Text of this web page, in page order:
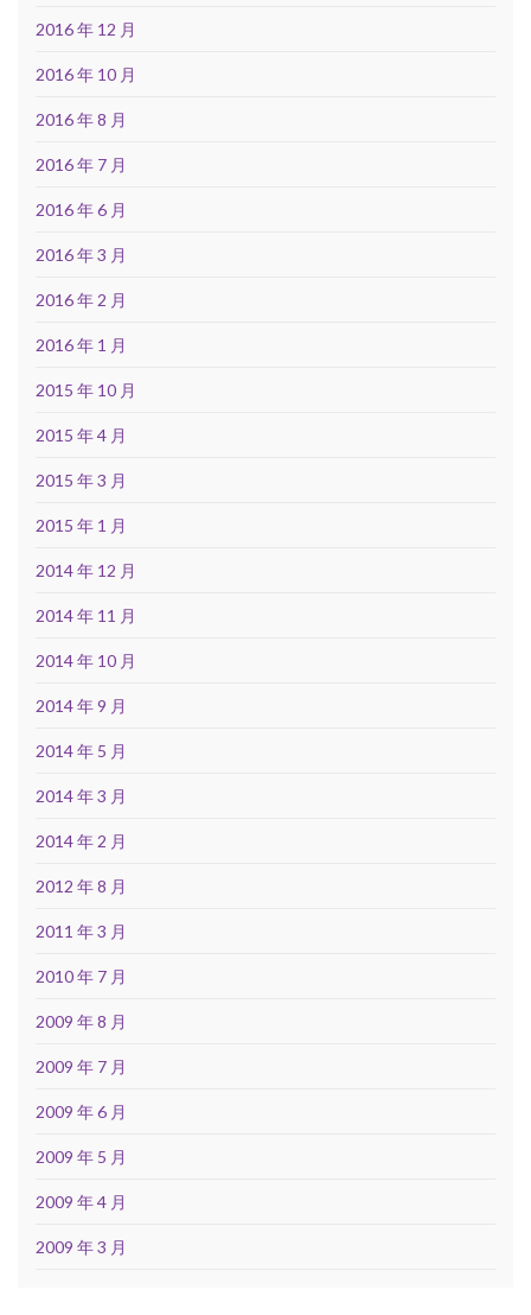
2016 年 12 月
2016 年 10 月
2016 年 8 月
2016 年 7 月
2016 年 6 月
2016 年 3 月
2016 年 2 月
2016 年 1 月
2015 年 10 月
2015 年 4 月
2015 年 3 月
2015 年 1 月
2014 年 12 月
2014 年 11 月
2014 年 10 月
2014 年 9 月
2014 年 5 月
2014 年 3 月
2014 年 2 月
2012 年 8 月
2011 年 3 月
2010 年 7 月
2009 年 8 月
2009 年 7 月
2009 年 6 月
2009 年 5 月
2009 年 4 月
2009 年 3 月